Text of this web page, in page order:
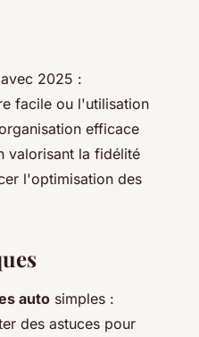
2025 :
facile ou l'utilisation
efficace
valorisant la fidélité
l'optimisation des
auto simples :
des astuces pour